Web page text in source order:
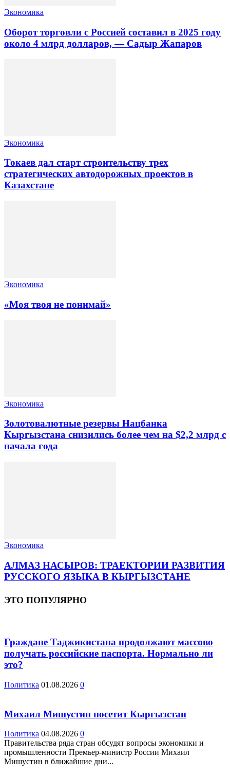
Экономика
Оборот торговли с Россией составил в 2025 году
около 4 млрд долларов, — Садыр Жапаров
Экономика
Токаев дал старт строительству трех
стратегических автодорожных проектов в
Казахстане
Экономика
«Моя твоя не понимай»
Экономика
Золотовалютные резервы Нацбанка
Кыргызстана снизились более чем на $2,2 млрд с
начала года
Экономика
АЛМАЗ НАСЫРОВ: ТРАЕКТОРИИ РАЗВИТИЯ
РУССКОГО ЯЗЫКА В КЫРГЫЗСТАНЕ
ЭТО ПОПУЛЯРНО
Граждане Таджикистана продолжают массово
получать российские паспорта. Нормально ли
это?
Политика 01.08.2026 0
Михаил Мишустин посетит Кыргызстан
Политика 04.08.2026 0
Правительства ряда стран обсудят вопросы экономики и
промышленности Премьер-министр России Михаил
Мишустин в ближайшие дни...